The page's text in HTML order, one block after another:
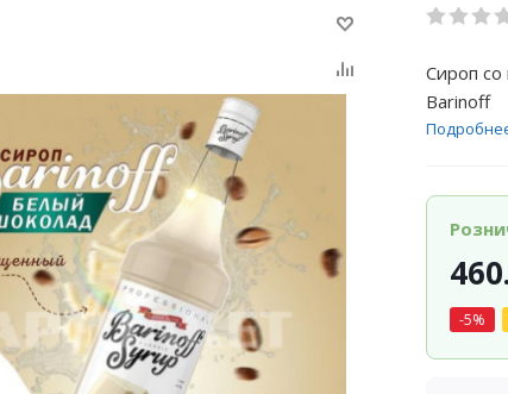
Сироп
Barinoff
-5%